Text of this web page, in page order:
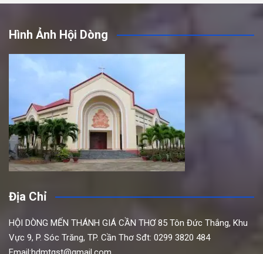
Hình Ảnh Hội Dòng
Địa Chỉ
HỘI DÒNG MẾN THÁNH GIÁ CẦN THƠ 85 Tôn Đức Thắng, Khu
Vực 9, P. Sóc Trăng, TP. Cần Thơ Sđt: 0299 3820 484